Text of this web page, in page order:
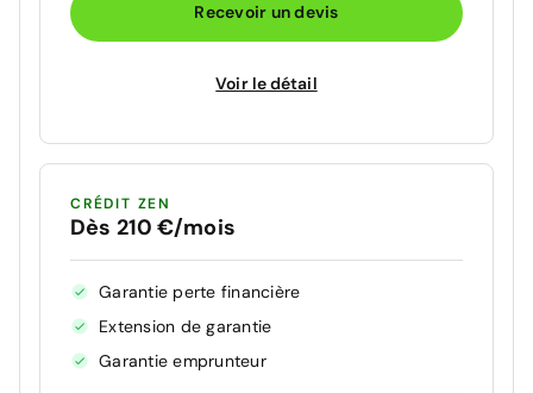
Recevoir un devis
Voir le détail
CRÉDIT ZEN
Dès 210 €/mois
Garantie perte financière
Extension de garantie
Garantie emprunteur